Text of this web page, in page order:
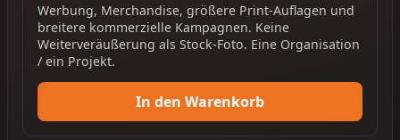
Werbung, Merchandise, größere Print-Auflagen und
breitere kommerzielle Kampagnen. Keine
Weiterveräußerung als Stock-Foto. Eine Organisation
/ ein Projekt.
In den Warenkorb